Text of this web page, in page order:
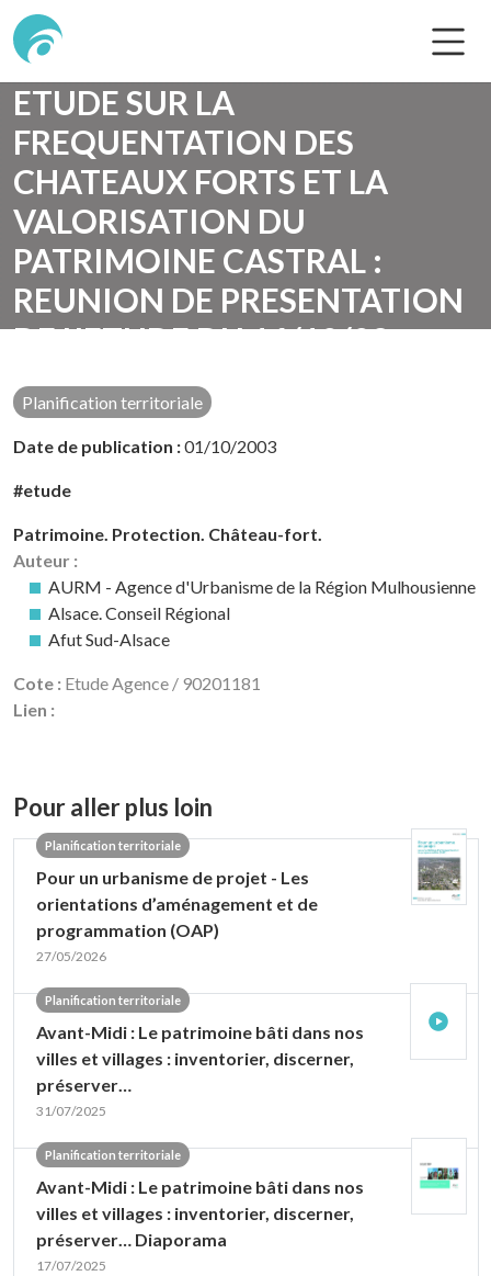
ETUDE SUR LA
FREQUENTATION DES
CHATEAUX FORTS ET LA
VALORISATION DU
PATRIMOINE CASTRAL :
REUNION DE PRESENTATION
DE L'ETUDE DU 16/10/03
Planification territoriale
Date de publication :01/10/2003
#etude
Patrimoine. Protection. Château-fort.
Auteur :
AURM - Agence d'Urbanisme de la Région Mulhousienne
Alsace. Conseil Régional
Afut Sud-Alsace
Cote : Etude Agence / 90201181
Lien :
Pour aller plus loin
Planification territoriale
Pour un urbanisme de projet - Les
orientations d’aménagement et de
programmation (OAP)
27/05/2026
Planification territoriale
Avant-Midi : Le patrimoine bâti dans nos
villes et villages : inventorier, discerner,
préserver…
31/07/2025
Planification territoriale
Avant-Midi : Le patrimoine bâti dans nos
villes et villages : inventorier, discerner,
préserver… Diaporama
17/07/2025